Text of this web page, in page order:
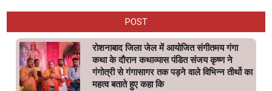
POST
रोशनाबाद जिला जेल में आयोजित संगीतमय गंगा
कथा के दौरान कथाव्यास पंडित संजय कृष्ण ने
गंगोत्री से गंगासागर तक पड़ने वाले विभिन्न तीर्थो का
महत्व बताते हुए कहा कि